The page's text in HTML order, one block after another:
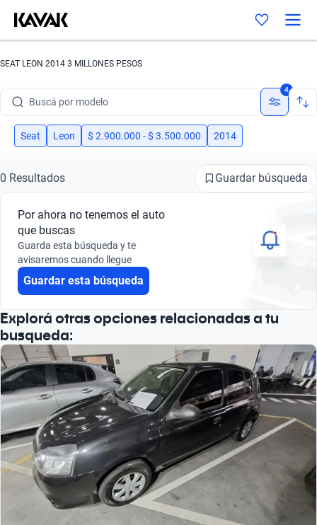
SEAT LEON 2014 3 MILLONES PESOS
Buscá por modelo
Buscá por versión
Buscá por marca
Buscá por modelo
Buscá por versión
4
Seat Leon $ 2.900.000 - $ 3.500.000 2014
0 Resultados Guardar búsqueda
Por ahora no tenemos el auto
que buscas
Guarda esta búsqueda y te
avisaremos cuando llegue
Guardar esta búsqueda
Explorá otras opciones relacionadas a tu
busqueda: